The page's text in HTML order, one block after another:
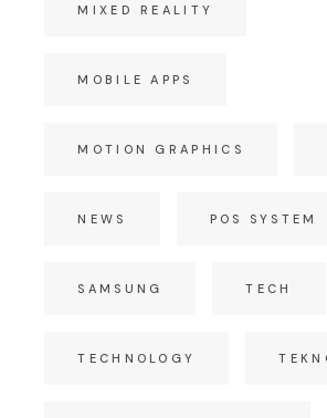
MIXED REALITY
MOBILE APPS
MOTION GRAPHICS
NEWS POS SYSTEM
SAMSUNG TECH
TECHNOLOGY